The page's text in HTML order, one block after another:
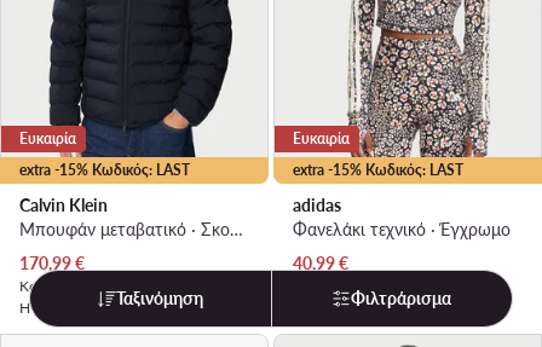
extra -15% Κωδικός: LAST
Ευκαιρία
Calvin Klein
Μπουφάν μεταβατικό · Σκούρο μπλε
Τρέχουσα τιμή
170,99€
Κανονική τιμή
Η χαμηλότερη τιμή189,99 €-10%
extra -15% Κωδικός: LAST
Ευκαιρία
adidas
Φανελάκι τεχνικό · Έγχρωμο
Τρέχουσα τιμή
40,99€
Η χαμηλότερη τιμή44,99 €
Ταξινόμηση Φιλτράρισμα